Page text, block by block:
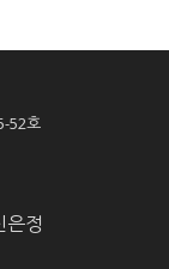
52호
정